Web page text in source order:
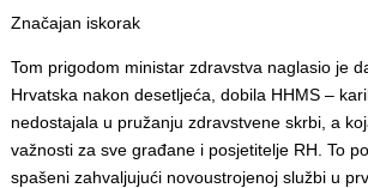
Značajan iskorak
Tom prigodom ministar zdravstva naglasio je
Hrvatska nakon desetljeća, dobila HHMS –
nedostajala u pružanju zdravstvene skrbi, a
važnosti za sve građane i posjetitelje RH. To
spašeni zahvaljujući novoustrojenoj službi u